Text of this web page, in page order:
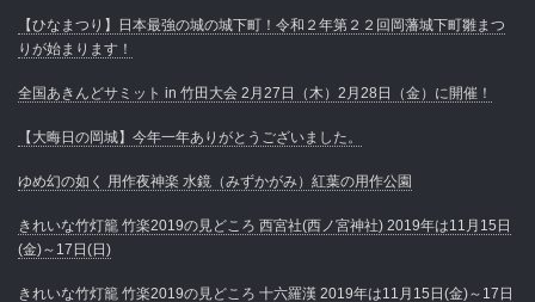
【ひなまつり】日本最強の城の城下町！令和２年第２２回岡藩城下町雛まつ
りが始まります！
全国あきんどサミット in 竹田大会 2月27日（木）2月28日（金）に開催！
【大晦日の岡城】今年一年ありがとうございました。
ゆめ幻の如く 用作夜神楽 水鏡（みずかがみ）紅葉の用作公園
きれいな竹灯籠 竹楽2019の見どころ 西宮社(西ノ宮神社) 2019年は11月15日
(金)～17日(日)
きれいな竹灯籠 竹楽2019の見どころ 十六羅漢 2019年は11月15日(金)～17日